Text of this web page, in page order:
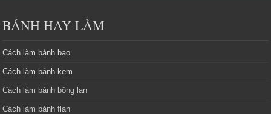
BÁNH HAY LÀM
Cách làm bánh bao
Cách làm bánh kem
Cách làm bánh bông lan
Cách làm bánh flan